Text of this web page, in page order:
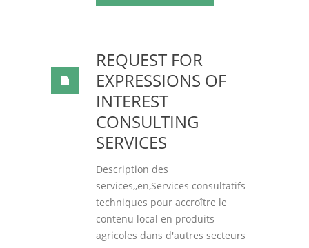
REQUEST FOR
EXPRESSIONS OF
INTEREST
CONSULTING
SERVICES
Description des
services,,en,Services consultatifs
techniques pour accroître le
contenu local en produits
agricoles dans d'autres secteurs